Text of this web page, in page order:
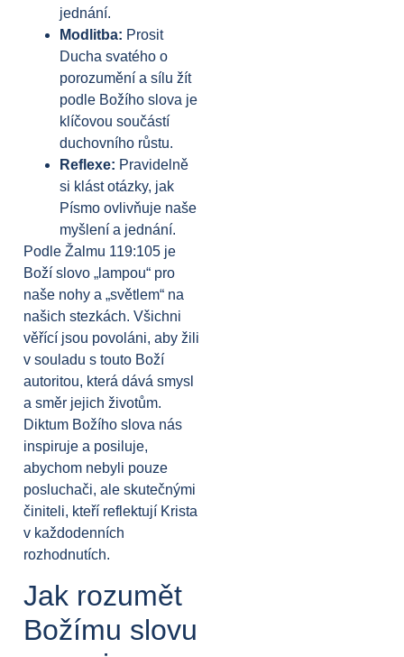
jednání.
Modlitba: Prosit
Ducha svatého o
porozumění a sílu žít
podle Božího slova je
klíčovou součástí
duchovního růstu.
Reflexe: Pravidelně
si klást otázky, jak
Písmo ovlivňuje naše
myšlení a jednání.
Podle Žalmu 119:105 je
Boží slovo „lampou“ pro
naše nohy a „světlem“ na
našich stezkách. Všichni
věřící jsou povoláni, aby žili
v souladu s touto Boží
autoritou, která dává smysl
a směr jejich životům.
Diktum Božího slova nás
inspiruje a posiluje,
abychom nebyli pouze
posluchači, ale skutečnými
činiteli, kteří reflektují Krista
v každodenních
rozhodnutích.
Jak rozumět
Božímu slovu